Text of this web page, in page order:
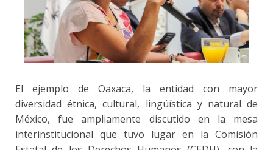
El ejemplo de Oaxaca, la entidad con mayor
diversidad étnica, cultural, lingüística y natural de
México, fue ampliamente discutido en la mesa
interinstitucional que tuvo lugar en la Comisión